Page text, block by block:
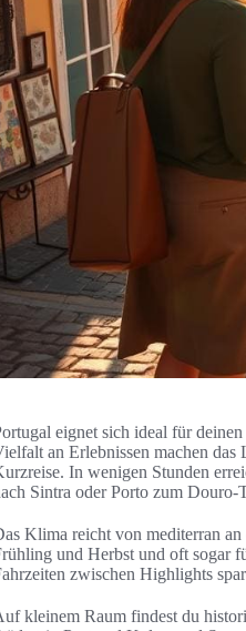
eignet sich ideal für
an Erlebnissen machen das
In wenigen Stunden
Sintra oder Porto zum Douro-
Klima reicht von mediterran
und Herbst und oft sogar
zwischen Highlights
kleinem Raum findest du